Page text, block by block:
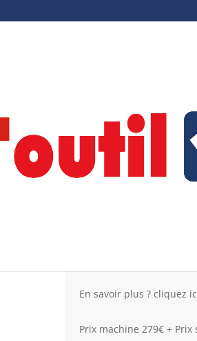
En savoir plus ? cliquez
Prix machine 279€ + Prix